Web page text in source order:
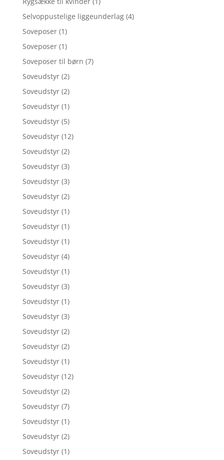
Selvoppustelige liggeunderlag (4)
Soveposer (1)
Soveposer (1)
Soveposer til børn (7)
Soveudstyr (2)
Soveudstyr (2)
Soveudstyr (1)
Soveudstyr (5)
Soveudstyr (12)
Soveudstyr (2)
Soveudstyr (3)
Soveudstyr (3)
Soveudstyr (2)
Soveudstyr (1)
Soveudstyr (1)
Soveudstyr (1)
Soveudstyr (4)
Soveudstyr (1)
Soveudstyr (3)
Soveudstyr (1)
Soveudstyr (3)
Soveudstyr (2)
Soveudstyr (2)
Soveudstyr (1)
Soveudstyr (12)
Soveudstyr (2)
Soveudstyr (7)
Soveudstyr (1)
Soveudstyr (2)
Soveudstyr (1)